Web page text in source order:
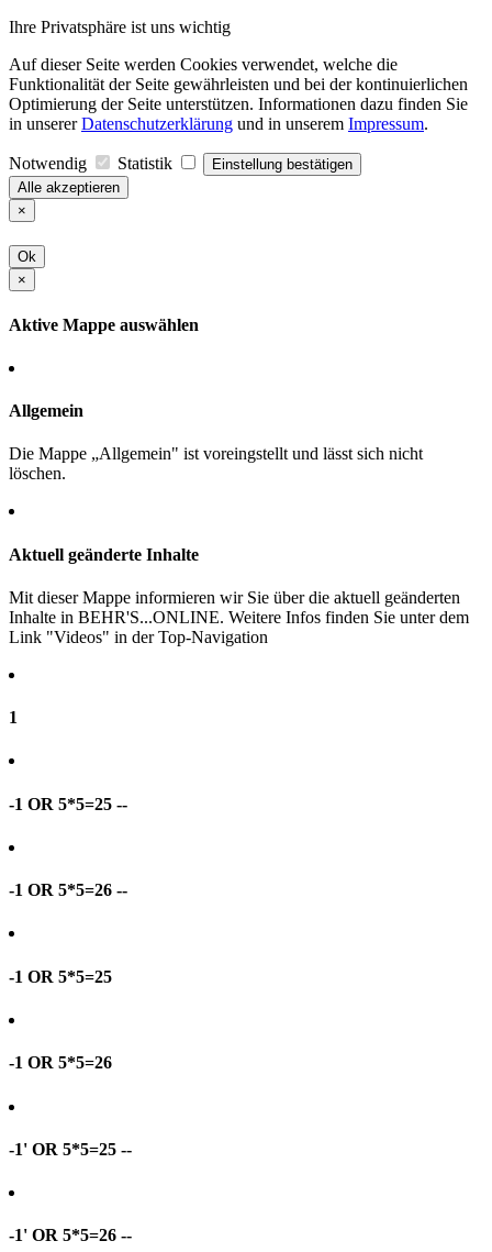
Ihre Privatsphäre ist uns wichtig
Auf dieser Seite werden Cookies verwendet, welche die
Funktionalität der Seite gewährleisten und bei der kontinuierlichen
Optimierung der Seite unterstützen. Informationen dazu finden Sie
in unsererDatenschutzerklärung und in unserem Impressum.
Notwendig Statistik
Einstellung bestätigen
Alle akzeptieren
×
Ok
×
Aktive Mappe auswählen
Allgemein
Die Mappe „Allgemein" ist voreingstellt und lässt sich nicht
löschen.
Aktuell geänderte Inhalte
Mit dieser Mappe informieren wir Sie über die aktuell geänderten
Inhalte in BEHR'S...ONLINE. Weitere Infos finden Sie unter dem
Link "Videos" in der Top-Navigation
1
-1 OR 5*5=25 --
-1 OR 5*5=26 --
-1 OR 5*5=25
-1 OR 5*5=26
-1' OR 5*5=25 --
-1' OR 5*5=26 --